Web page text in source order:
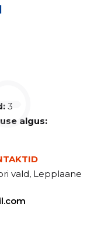
3
algus:
vald, Lepplaane